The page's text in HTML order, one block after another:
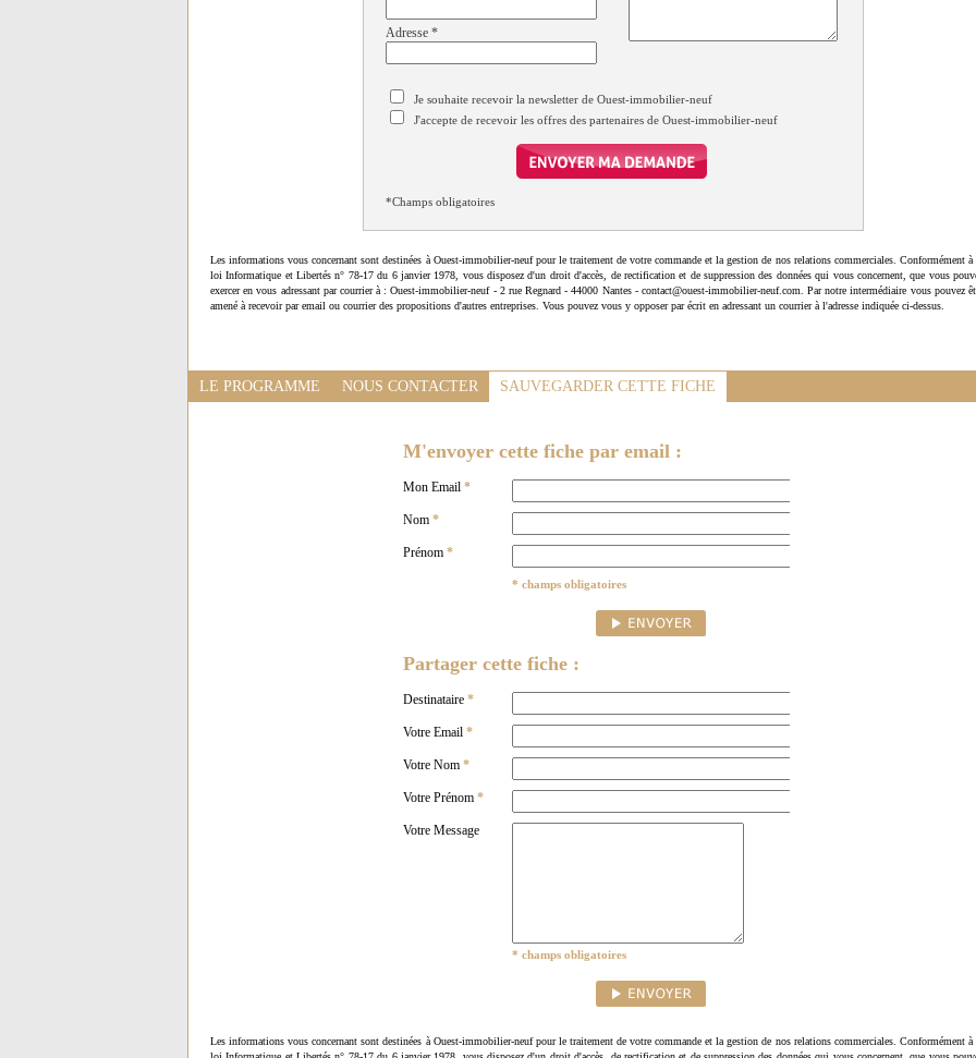
Adresse *
Je souhaite recevoir la newsletter de Ouest-immobilier-neuf
J'accepte de recevoir les offres des partenaires de Ouest-immobilier-neuf
*Champs obligatoires
Les informations vous concernant sont destinées à Ouest-immobilier-neuf pour le traitement de votre commande et la gestion de nos relations commerciales. Conformément à
loi Informatique et Libertés n° 78-17 du 6 janvier 1978, vous disposez d'un droit d'accès, de rectification et de suppression des données qui vous concernent, que vous
exercer en vous adressant par courrier à : Ouest-immobilier-neuf - 2 rue Regnard - 44000 Nantes - contact@ouest-immobilier-neuf.com. Par notre intermédiaire vous pouvez
amené à recevoir par email ou courrier des propositions d'autres entreprises. Vous pouvez vous y opposer par écrit en adressant un courrier à l'adresse indiquée ci-dessus.
LE PROGRAMME NOUS CONTACTER SAUVEGARDER CETTE FICHE
M'envoyer cette fiche par email :
Mon Email *
Nom *
Prénom *
* champs obligatoires
Partager cette fiche :
Destinataire *
Votre Email *
Votre Nom *
Votre Prénom *
Votre Message
* champs obligatoires
Les informations vous concernant sont destinées à Ouest-immobilier-neuf pour le traitement de votre commande et la gestion de nos relations commerciales. Conformément à